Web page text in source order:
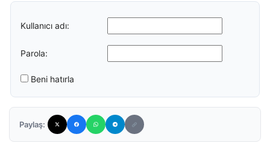
Kullanıcı adı:
Parola:
Beni hatırla
Paylaş: